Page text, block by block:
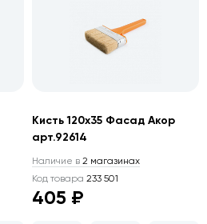
Кисть 120х35 Фасад Акор
арт.92614
Наличие в 2 магазинах
Код товара 233 501
405 ₽